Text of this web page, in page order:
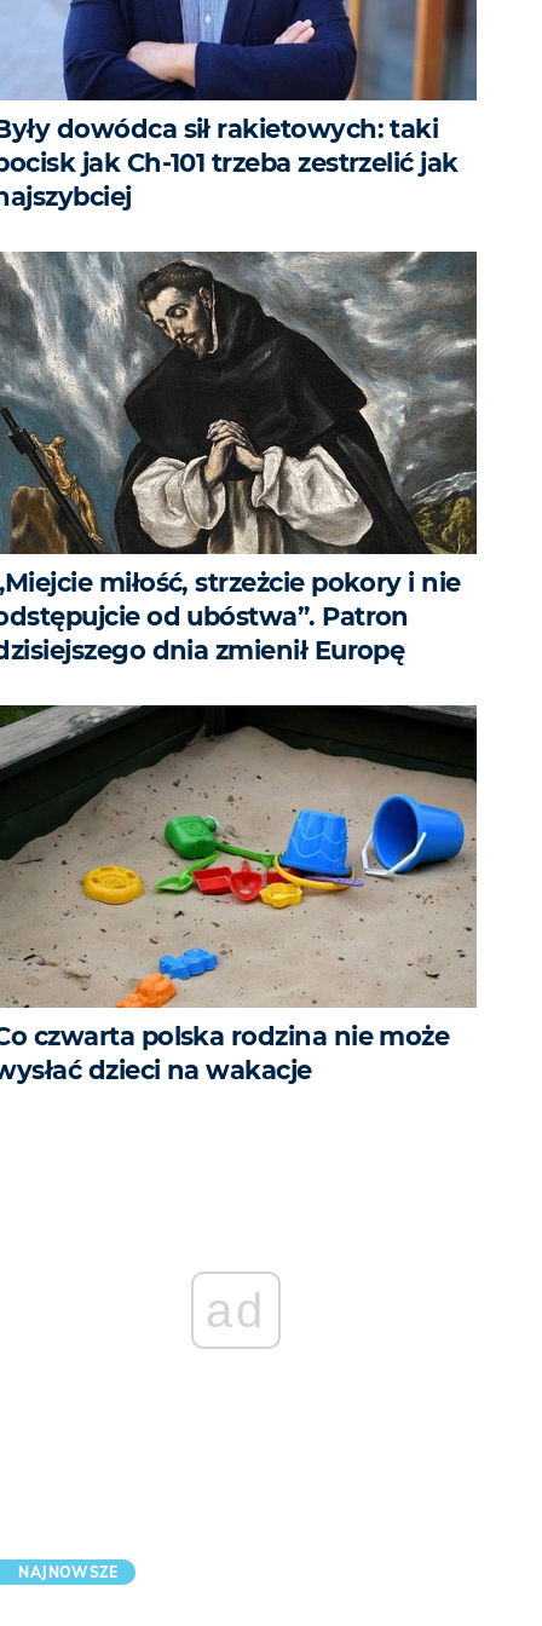
dowódca sił rakietowych: taki
jak Ch-101 trzeba zestrzelić jak
miłość, strzeżcie pokory i nie
od ubóstwa”. Patron
dnia zmienił Europę
czwarta polska rodzina nie może
dzieci na wakacje
ad
NAJNOWSZE